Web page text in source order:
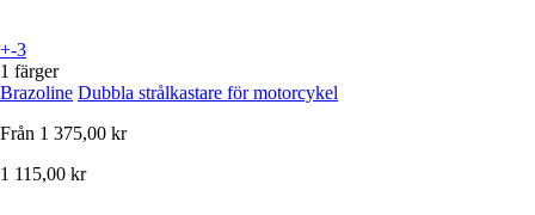
+-3
1 färger
Brazoline Dubbla strålkastare för motorcykel
Från 1 375,00 kr
1 115,00 kr